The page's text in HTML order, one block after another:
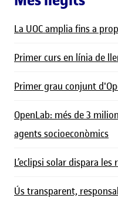
La UOC amplia fins a
Primer curs en línia de
Primer grau conjunt
OpenLab: més de 3
agents socioeconòmics
L’eclipsi solar dispara les
Ús transparent,